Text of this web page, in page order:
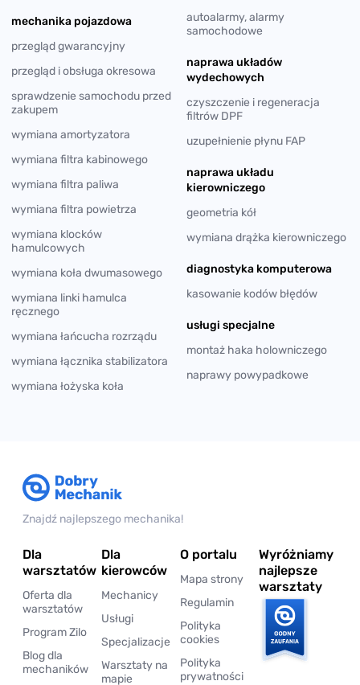
mechanika pojazdowa
przegląd gwarancyjny
przegląd i obsługa okresowa
sprawdzenie samochodu przed
zakupem
wymiana amortyzatora
wymiana filtra kabinowego
wymiana filtra paliwa
wymiana filtra powietrza
wymiana klocków
hamulcowych
wymiana koła dwumasowego
wymiana linki hamulca
ręcznego
wymiana łańcucha rozrządu
wymiana łącznika stabilizatora
wymiana łożyska koła
autoalarmy, alarmy
samochodowe
naprawa układów
wydechowych
czyszczenie i regeneracja
filtrów DPF
uzupełnienie płynu FAP
naprawa układu
kierowniczego
geometria kół
wymiana drążka kierowniczego
diagnostyka komputerowa
kasowanie kodów błędów
usługi specjalne
montaż haka holowniczego
naprawy powypadkowe
Znajdź najlepszego mechanika!
Dla
warsztatów
Oferta dla
warsztatów
Program Zilo
Blog dla
mechaników
Dla
kierowców
Mechanicy
Usługi
Specjalizacje
Warsztaty na
mapie
O portalu
Mapa strony
Regulamin
Polityka
cookies
Polityka
prywatności
Wyróżniamy
najlepsze
warsztaty